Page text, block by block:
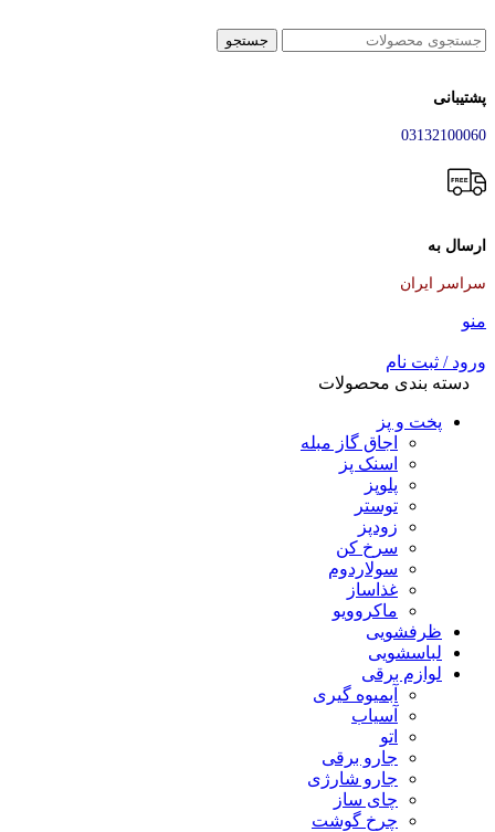
جستجو
پشتیبانی
03132100060
ارسال به
سراسر ایران
منو
ورود / ثبت نام
دسته بندی محصولات
پخت و پز
اجاق گاز مبله
اسنک پز
پلوپز
توستر
زودپز
سرخ کن
سولاردوم
غذاساز
ماکروویو
ظرفشویی
لباسشویی
لوازم برقی
آبمیوه گیری
آسیاب
اتو
جارو برقی
جارو شارژی
چای ساز
چرخ گوشت